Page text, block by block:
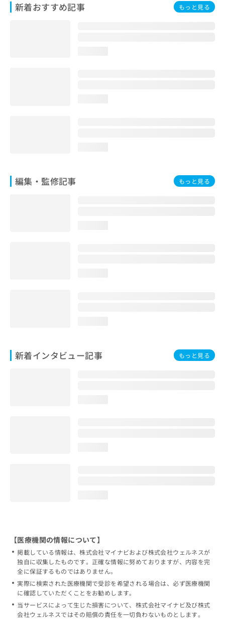
新着おすすめ記事 もっと見る
編集・監修記事 もっと見る
新着インタビュー記事 もっと見る
お
【医療機関の情報について】
掲載している情報は、株式会社マイナビおよび株式会社ウェルネスが
独自に収集したものです。正確な情報に努めておりますが、内容を完
全に保証するものではありません。
実際に検索された医療機関で受診を希望される場合は、必ず医療機関
に確認していただくことをお勧めします。
当サービスによって生じた損害について、株式会社マイナビ及び株式
会社ウェルネスではその賠償の責任を一切負わないものとします。